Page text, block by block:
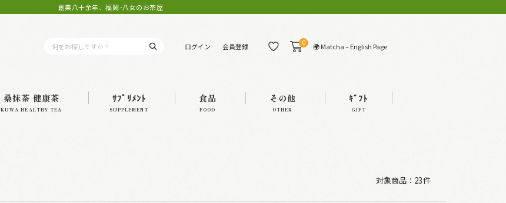
創業八十余年、福岡･八女のお茶屋
ログイン 会員登録 0 🌍 Matcha – English Page
桑抹茶 健康茶
KUWA HEALTHY TEA
ｻﾌﾟﾘﾒﾝﾄ
SUPPLEMENT
食品
FOOD
その他
OTHER
ｷﾞﾌﾄ
GIFT
対象商品： 23件